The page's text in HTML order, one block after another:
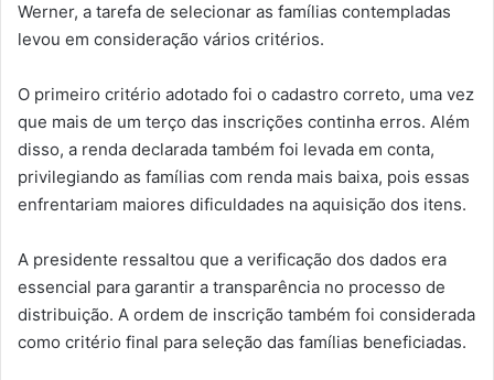
Werner, a tarefa de selecionar as famílias contempladas
levou em consideração vários critérios.
O primeiro critério adotado foi o cadastro correto, uma vez
que mais de um terço das inscrições continha erros. Além
disso, a renda declarada também foi levada em conta,
privilegiando as famílias com renda mais baixa, pois essas
enfrentariam maiores dificuldades na aquisição dos itens.
A presidente ressaltou que a verificação dos dados era
essencial para garantir a transparência no processo de
distribuição. A ordem de inscrição também foi considerada
como critério final para seleção das famílias beneficiadas.